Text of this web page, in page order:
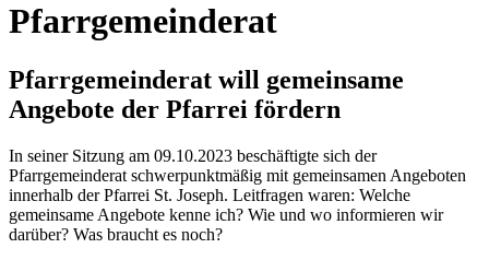
Pfarrgemeinderat
Pfarrgemeinderat will gemeinsame
Angebote der Pfarrei fördern
In seiner Sitzung am 09.10.2023 beschäftigte sich der
Pfarrgemeinderat schwerpunktmäßig mit gemeinsamen Angeboten
innerhalb der Pfarrei St. Joseph. Leitfragen waren: Welche
gemeinsame Angebote kenne ich? Wie und wo informieren wir
darüber? Was braucht es noch?